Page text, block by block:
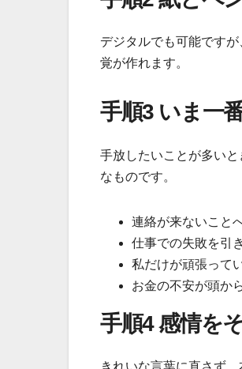
デジタルでも可能です
覚が作れます。
手順3 いま一
手放したいことが多い
なものです。
連絡が来ないこと
仕事での失敗を引
私だけが頑張って
お金の不安が頭か
手順4 感情を